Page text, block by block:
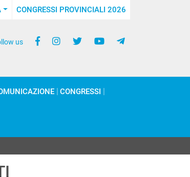
CONGRESSI PROVINCIALI 2026
us
CONGRESSI